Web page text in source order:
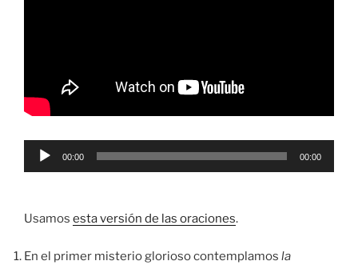
Reproductor
00:00 00:00
Usamos esta versión de las oraciones.
En el primer misterio glorioso contemplamos la